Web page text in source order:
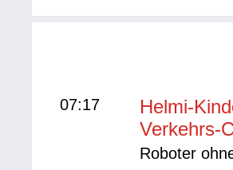
07:17
Helmi-
Verkehrs-
Roboter